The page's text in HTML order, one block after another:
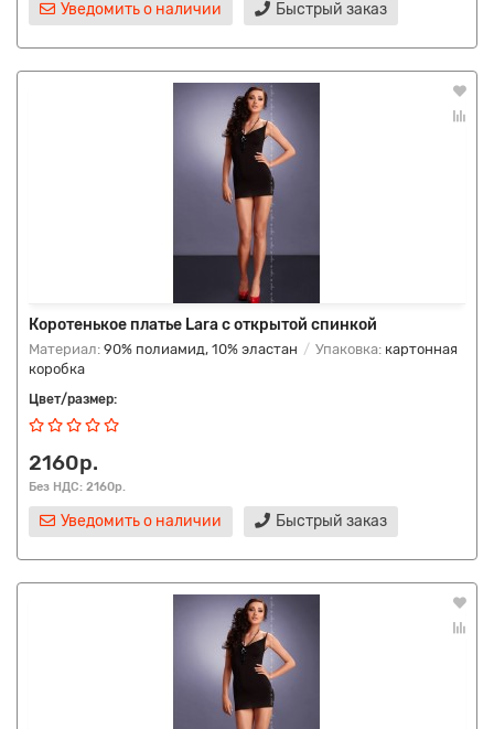
Уведомить о наличии Быстрый заказ
Коротенькое платье Lara с открытой спинкой
Материал: 90% полиамид, 10% эластан Упаковка: картонная
коробка
Цвет/размер:
2160р.
Без НДС: 2160р.
Уведомить о наличии Быстрый заказ